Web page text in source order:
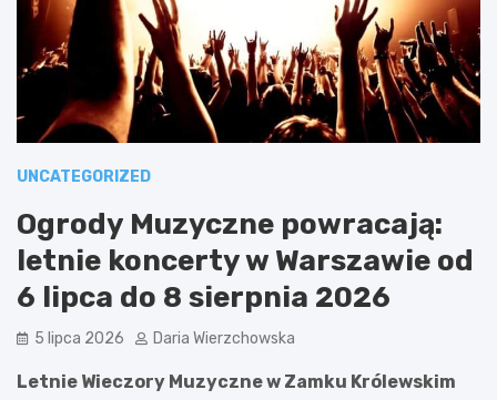
UNCATEGORIZED
Ogrody Muzyczne powracają:
letnie koncerty w Warszawie od
6 lipca do 8 sierpnia 2026
5 lipca 2026 Daria Wierzchowska
Letnie Wieczory Muzyczne w Zamku Królewskim